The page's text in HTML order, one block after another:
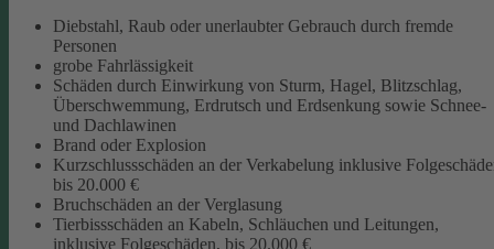
Diebstahl, Raub oder unerlaubter Gebrauch durch fremde
Personen
grobe Fahrlässigkeit
Schäden durch Einwirkung von Sturm, Hagel, Blitzschlag,
Überschwemmung, Erdrutsch und Erdsenkung sowie Schnee-
und Dachlawinen
Brand oder Explosion
Kurzschlussschäden an der Verkabelung inklusive
bis 20.000 €
Bruchschäden an der Verglasung
Tierbissschäden an Kabeln, Schläuchen und Leitungen,
inklusive Folgeschäden, bis 20.000 €